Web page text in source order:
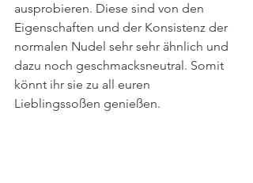
ausprobieren. Diese sind von den
Eigenschaften und der Konsistenz der
normalen Nudel sehr sehr ähnlich und
dazu noch geschmacksneutral. Somit
könnt ihr sie zu all euren
Lieblingssoßen genießen.